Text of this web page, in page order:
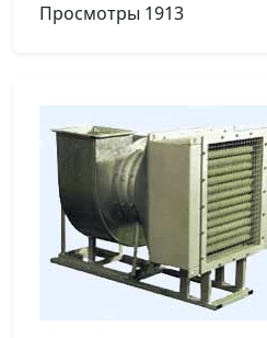
Просмотры 1913